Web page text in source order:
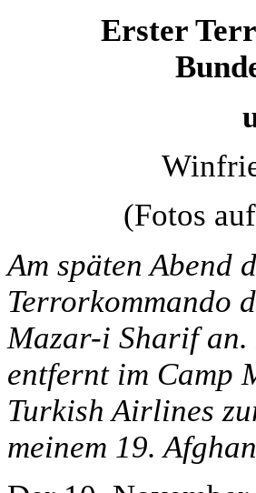
Erster
(Fotos auf
Am späten Abend
Terrorkommando
Mazar-i Sharif an.
entfernt im Camp
Turkish Airlines
meinem 19.